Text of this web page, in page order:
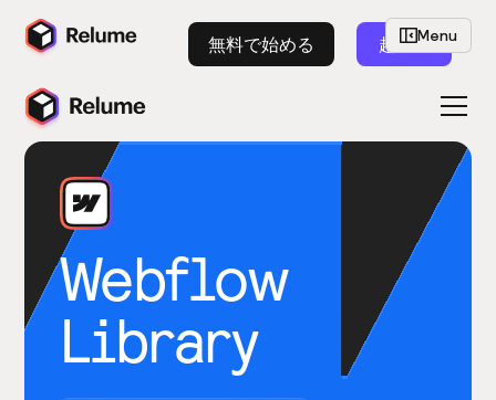
無料で始める 起動
Webflow
Library
Menu